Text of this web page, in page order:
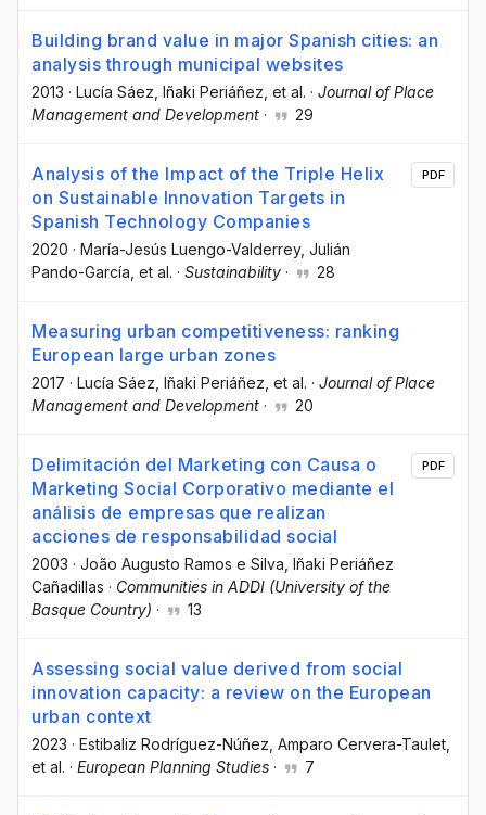
Building brand value in major Spanish cities: an
analysis through municipal websites
2013 · Lucía Sáez , Iñaki Periáñez , et al. · Journal of Place
Management and Development · 29
Analysis of the Impact of the Triple Helix
on Sustainable Innovation Targets in
Spanish Technology Companies
2020 · María-Jesús Luengo-Valderrey, Julián
Pando-García , et al. · Sustainability · 28
PDF
Measuring urban competitiveness: ranking
European large urban zones
2017 · Lucía Sáez , Iñaki Periáñez , et al. · Journal of Place
Management and Development · 20
Delimitación del Marketing con Causa o
Marketing Social Corporativo mediante el
análisis de empresas que realizan
acciones de responsabilidad social
2003 · João Augusto Ramos e Silva , Iñaki Periáñez
Cañadillas · Communities in ADDI (University of the
Basque Country) · 13
PDF
Assessing social value derived from social
innovation capacity: a review on the European
urban context
2023 · Estibaliz Rodríguez-Núñez , Amparo Cervera-Taulet
et al. · European Planning Studies · 7